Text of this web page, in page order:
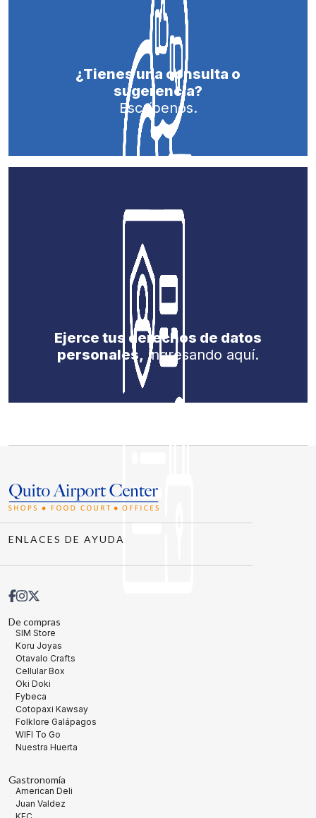
¿Tienes una consulta o
sugerencia?
Escríbenos.
Ejerce tus derechos de datos
personales, ingresando aquí.
ENLACES DE AYUDA
De compras
SIM Store
Koru Joyas
Otavalo Crafts
Cellular Box
Oki Doki
Fybeca
Cotopaxi Kawsay
Folklore Galápagos
WIFI To Go
Nuestra Huerta
Gastronomía
American Deli
Juan Valdez